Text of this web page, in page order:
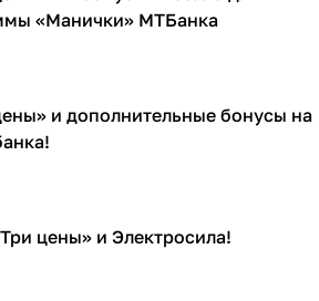
«Манички» МТБанка
и дополнительные бонусы на
цены» и Электросила!